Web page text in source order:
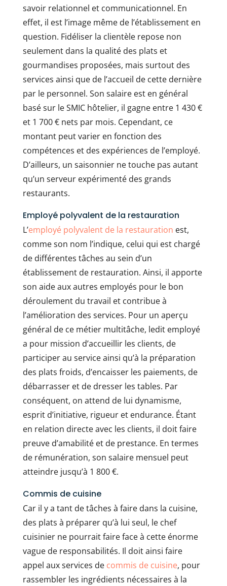
savoir relationnel et communicationnel. En
effet, il est l’image même de l’établissement en
question. Fidéliser la clientèle repose non
seulement dans la qualité des plats et
gourmandises proposées, mais surtout des
services ainsi que de l’accueil de cette dernière
par le personnel. Son salaire est en général
basé sur le SMIC hôtelier, il gagne entre 1 430 €
et 1 700 € nets par mois. Cependant, ce
montant peut varier en fonction des
compétences et des expériences de l’employé.
D’ailleurs, un saisonnier ne touche pas autant
qu’un serveur expérimenté des grands
restaurants.
Employé polyvalent de la restauration
L’employé polyvalent de la restauration est,
comme son nom l’indique, celui qui est chargé
de différentes tâches au sein d’un
établissement de restauration. Ainsi, il apporte
son aide aux autres employés pour le bon
déroulement du travail et contribue à
l’amélioration des services. Pour un aperçu
général de ce métier multitâche, ledit employé
a pour mission d’accueillir les clients, de
participer au service ainsi qu’à la préparation
des plats froids, d’encaisser les paiements, de
débarrasser et de dresser les tables. Par
conséquent, on attend de lui dynamisme,
esprit d’initiative, rigueur et endurance. Étant
en relation directe avec les clients, il doit faire
preuve d’amabilité et de prestance. En termes
de rémunération, son salaire mensuel peut
atteindre jusqu’à 1 800 €.
Commis de cuisine
Car il y a tant de tâches à faire dans la cuisine,
des plats à préparer qu’à lui seul, le chef
cuisinier ne pourrait faire face à cette énorme
vague de responsabilités. Il doit ainsi faire
appel aux services de commis de cuisine, pour
rassembler les ingrédients nécessaires à la